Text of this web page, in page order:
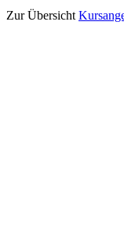
Zur Übersicht